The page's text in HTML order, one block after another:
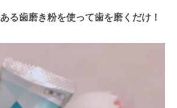
ある歯磨き粉を使って歯を磨くだけ！